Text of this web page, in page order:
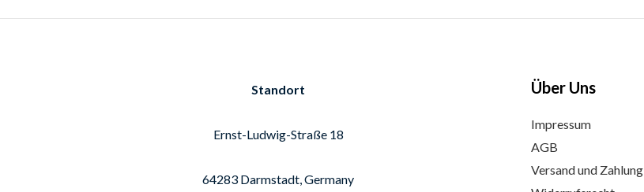
Standort
Ernst-Ludwig-Straße 18
64283 Darmstadt, Germany
Über Uns
Impressum
AGB
Versand und Zahlung